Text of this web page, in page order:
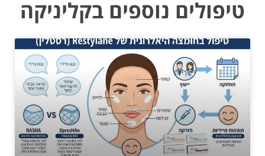
טיפולים נוספים בקליניקה